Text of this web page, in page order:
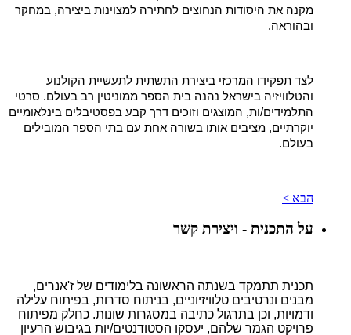
מקנה את היסודות הנחוצים לחתירה למצוינות ביצירה, במחקר
ובהוראה.
לצד תפקידו המרכזי ביצירת התשתית לתעשיית הקולנוע
והטלוויזיה בישראל נהנה בית הספר ממוניטין רב בעולם. סרטי
התלמידים/ות, המוצגים וזוכים דרך קבע בפסטיבלים בינלאומיים
יוקרתיים, מציבים אותו בשורה אחת עם בתי הספר המובילים
בעולם.
הבא >
על התכנית - ויצירת קשר
תכנית תתמקד בשנתה הראשונה בלימודים של ז'אנרים,
מבנים ונרטיבים טלוויזיוניים, בניתוח סדרות, בפיתוח עלילה
ודמויות, וכן בתרגול כתיבה במסגרות שונות. כחלק מפיתוח
פרויקט הגמר שלהם, יעסקו הסטודנטים/יות בגיבוש הרעיון